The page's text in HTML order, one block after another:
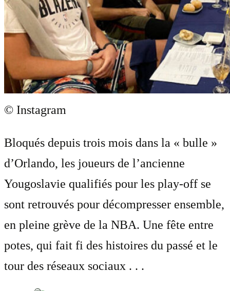
© Instagram
Bloqués depuis trois mois dans la « bulle »
d’Orlando, les joueurs de l’ancienne
Yougoslavie qualifiés pour les play-off se
sont retrouvés pour décompresser ensemble,
en pleine grève de la NBA. Une fête entre
potes, qui fait fi des histoires du passé et le
tour des réseaux sociaux . . .